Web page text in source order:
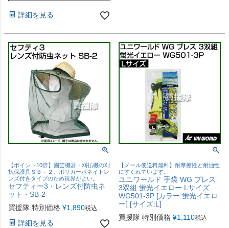
詳細を見る
【ポイント10倍】園芸機器・刈払機の刈
払保護具ＳＢ－２。ポリカーボネイトレ
ンズ付きタイプのため視界がよい。
セフティー3・レンズ付防虫ネ
ット・SB-2
買援隊 特別価格 ¥1,890税込
詳細を見る
【メール便送料無料】耐摩擦性と耐油性
にすぐれています。
ユニワールド 手袋 WG ブレス
3双組 蛍光イエロー Lサイズ
WG501-3P [カラー:蛍光イエロ
ー] [サイズ:L]
買援隊 特別価格 ¥1,110税込